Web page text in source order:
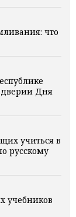
что
Дня
учиться в
русскому
учебников